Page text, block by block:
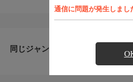
通信に問題が発生しまし
同じジャンルのおすすめ番組